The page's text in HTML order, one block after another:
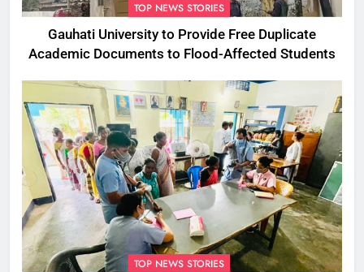
TOP NEWS STORIES
Gauhati University to Provide Free Duplicate
Academic Documents to Flood-Affected Students
TOP NEWS STORIES